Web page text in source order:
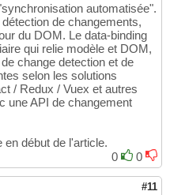
automatisée".
de changements,
du DOM. Le data-binding
qui relie modèle et DOM,
change detection et de
selon les solutions
/ Redux / Vuex et autres
une API de changement
en début de l'article.
0
0
#11